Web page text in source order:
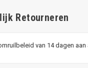
Retourneren
van 14 dagen